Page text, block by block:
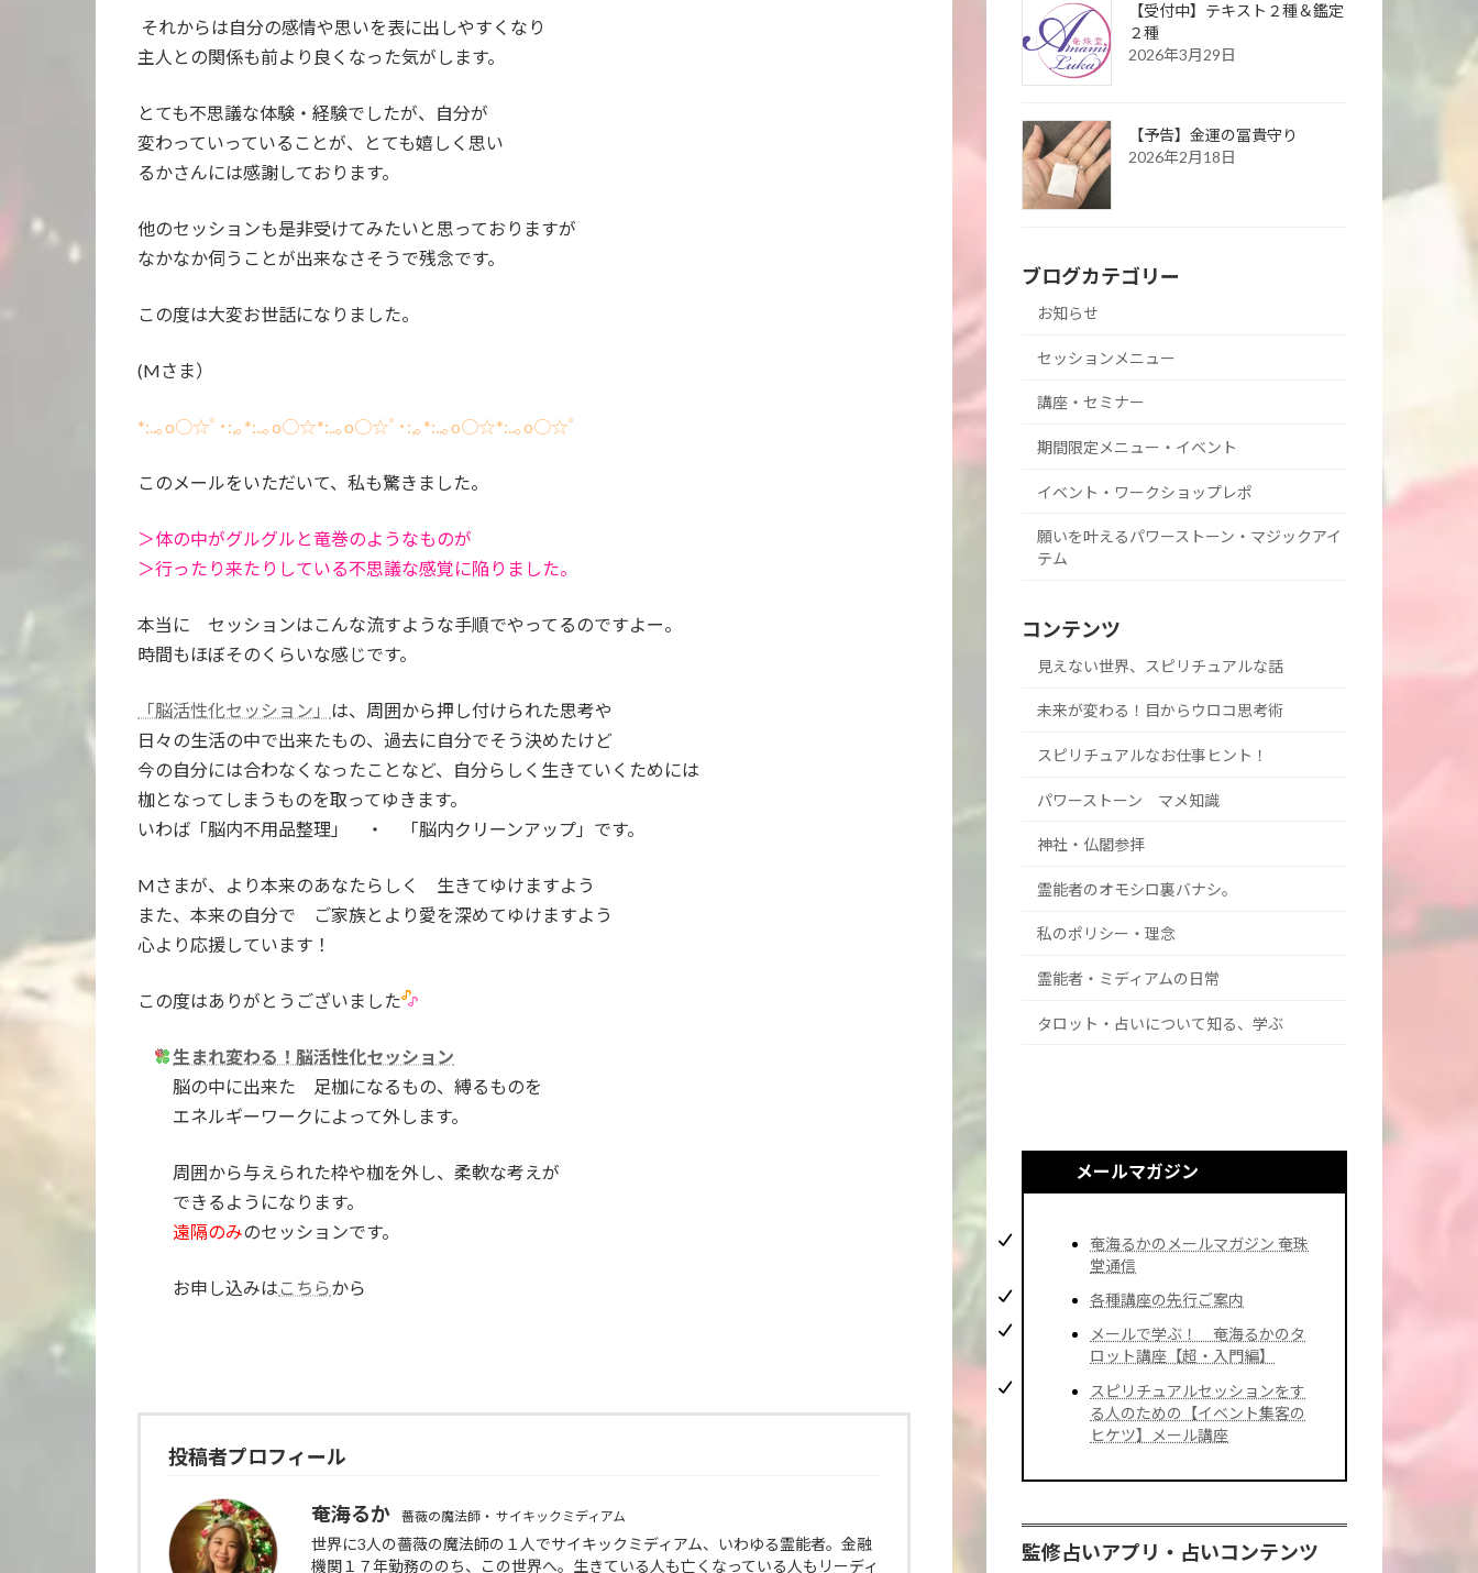
それからは自分の感情や思いを表に出しやすくなり
主人との関係も前より良くなった気がします。
とても不思議な体験・経験でしたが、自分が
変わっていっていることが、とても嬉しく思い
るかさんには感謝しております。
他のセッションも是非受けてみたいと思っておりますが
なかなか伺うことが出来なさそうで残念です。
この度は大変お世話になりました。
(Mさま）
*:..｡o○☆ﾟ･:,｡*:..｡o○☆*:..｡o○☆ﾟ･:,｡*:..｡o○☆*:..｡o○☆ﾟ
このメールをいただいて、私も驚きました。
＞体の中がグルグルと竜巻のようなものが
＞行ったり来たりしている不思議な感覚に陥りました。
本当に セッションはこんな流すような手順でやってるのですよー。
時間もほぼそのくらいな感じです。
「脳活性化セッション」 は、周囲から押し付けられた思考や
日々の生活の中で出来たもの、過去に自分でそう決めたけど
今の自分には合わなくなったことなど、自分らしく生きていくためには
枷となってしまうものを取ってゆきます。
いわば「脳内不用品整理」 ・ 「脳内クリーンアップ」です。
Mさまが、より本来のあなたらしく 生きてゆけますよう
また、本来の自分で ご家族とより愛を深めてゆけますよう
心より応援しています！
この度はありがとうございました
生まれ変わる！脳活性化セッション
脳の中に出来た 足枷になるもの、縛るものを
エネルギーワークによって外します。
周囲から与えられた枠や枷を外し、柔軟な考えが
できるようになります。
遠隔のみのセッションです。
お申し込みは こちらから
投稿者プロフィール
奄海るか 薔薇の魔法師・ サイキックミディアム
世界に3人の薔薇の魔法師の１人でサイキックミディアム、いわゆる霊能者。金融
機関１７年勤務ののち、この世界へ。生きている人も亡くなっている人もリーディ
【受付中】テキスト２種＆鑑定
２種
2026年3月29日
【予告】金運の冨貴守り
2026年2月18日
ブログカテゴリー
お知らせ
セッションメニュー
講座・セミナー
期間限定メニュー・イベント
イベント・ワークショップレポ
願いを叶えるパワーストーン・マジックアイ
テム
コンテンツ
見えない世界、スピリチュアルな話
未来が変わる！目からウロコ思考術
スピリチュアルなお仕事ヒント！
パワーストーン マメ知識
神社・仏閣参拝
霊能者のオモシロ裏バナシ。
私のポリシー・理念
霊能者・ミディアムの日常
タロット・占いについて知る、学ぶ
メールマガジン
奄海るかのメールマガジン 奄珠
堂通信
各種講座の先行ご案内
メールで学ぶ！ 奄海るかのタ
ロット講座【超・入門編】
スピリチュアルセッションをす
る人のための【イベント集客の
ヒケツ】メール講座
監修占いアプリ・占いコンテンツ